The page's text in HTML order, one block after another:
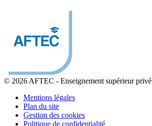
© 2026 AFTEC - Enseignement supérieur privé
Mentions légales
Plan du site
Gestion des cookies
Politique de confidentialité